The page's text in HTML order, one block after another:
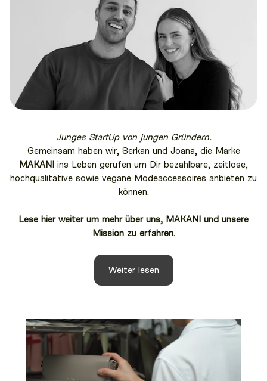
Junges StartUp von jungen Gründern.
Gemeinsam haben wir, Serkan und Joana, die Marke
MAKANI
ins Leben gerufen um Dir bezahlbare, zeitlose,
hochqualitative sowie vegane Modeaccessoires anbieten zu
können.
Lese hier weiter um mehr über uns, MAKANI und unsere
Mission zu erfahren.
Weiter lesen